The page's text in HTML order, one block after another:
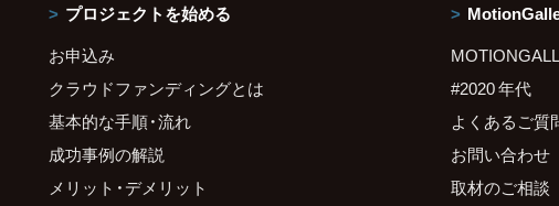
プロジェクトを始める
お申込み
クラウドファンディングとは
基本的な手順・流れ
成功事例の解説
メリット・デメリット
#2020 年代
よくあるご質
お問い合わせ
取材のご相談